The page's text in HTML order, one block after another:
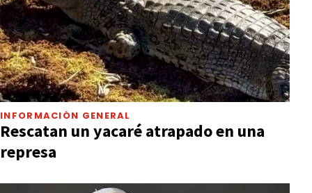
INFORMACIÓN GENERAL
Rescatan un yacaré atrapado en una
represa